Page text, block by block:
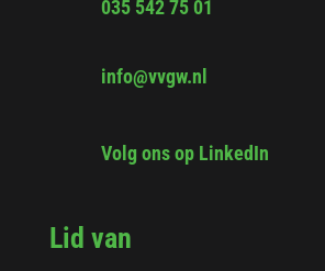
035 542 75 01
info@vvgw.nl
Volg ons op LinkedIn
Lid van